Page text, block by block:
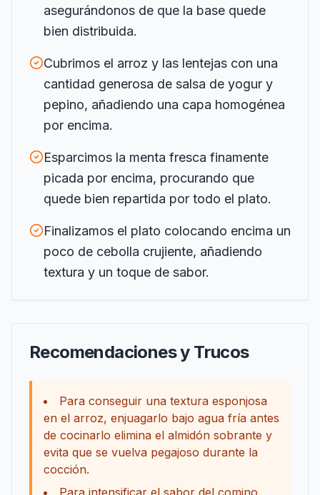
asegurándonos de que la base quede
bien distribuida.
Cubrimos el arroz y las lentejas con una
cantidad generosa de salsa de yogur y
pepino, añadiendo una capa homogénea
por encima.
Esparcimos la menta fresca finamente
picada por encima, procurando que
quede bien repartida por todo el plato.
Finalizamos el plato colocando encima un
poco de cebolla crujiente, añadiendo
textura y un toque de sabor.
Recomendaciones y Trucos
Para conseguir una textura esponjosa
en el arroz, enjuagarlo bajo agua fría antes
de cocinarlo elimina el almidón sobrante y
evita que se vuelva pegajoso durante la
cocción.
Para intensificar el sabor del comino,